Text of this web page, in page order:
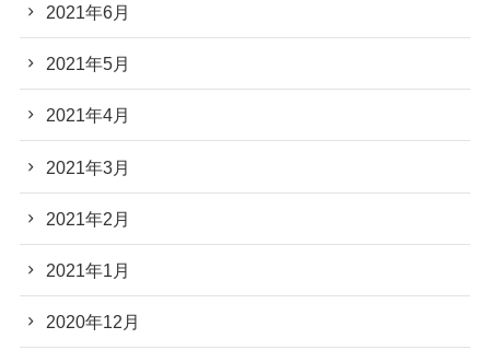
2021年6月
2021年5月
2021年4月
2021年3月
2021年2月
2021年1月
2020年12月